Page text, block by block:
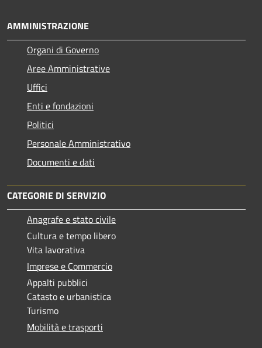
AMMINISTRAZIONE
Organi di Governo
Aree Amministrative
Uffici
Enti e fondazioni
Politici
Personale Amministrativo
Documenti e dati
CATEGORIE DI SERVIZIO
Anagrafe e stato civile
Cultura e tempo libero
Vita lavorativa
Imprese e Commercio
Appalti pubblici
Catasto e urbanistica
Turismo
Mobilità e trasporti